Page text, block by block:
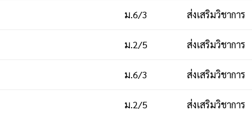
ม.6/3 ส่งเสริมวิชาการ
ม.2/5 ส่งเสริมวิชาการ
ม.6/3 ส่งเสริมวิชาการ
ม.2/5 ส่งเสริมวิชาการ